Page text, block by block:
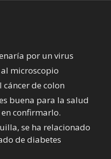
por un virus
microscopio
de colon
buena para la salud
en confirmarlo.
se ha relacionado
de diabetes